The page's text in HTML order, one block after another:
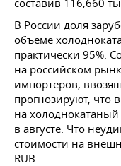
составив 116,660
В России доля
объеме
практически 95%.
на российском
импортеров,
прогнозируют, что
на холоднокатаный
в августе. Что
стоимости на
RUB.